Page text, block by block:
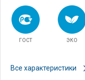
ГОСТ ЭКО
Все характеристики